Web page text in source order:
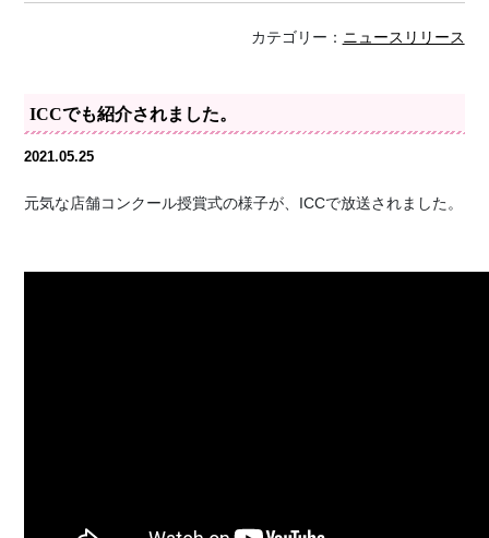
カテゴリー： ニュースリリース
ICCでも紹介されました。
2021.05.25
元気な店舗コンクール授賞式の様子が、ICCで放送されました。